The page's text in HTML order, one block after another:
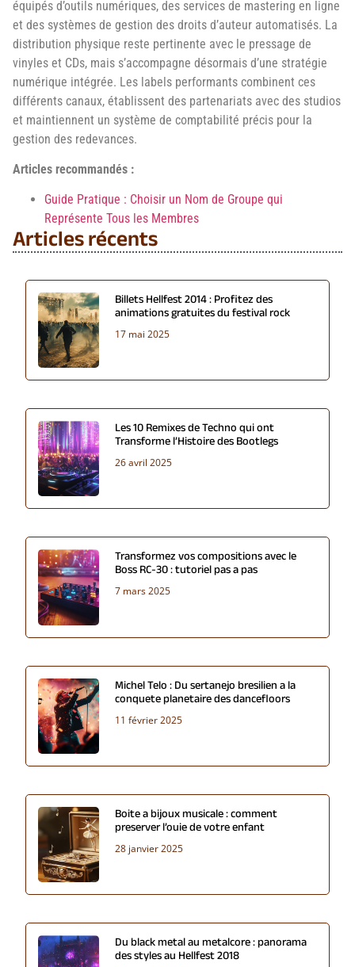
équipés d’outils numériques, des services de mastering en ligne
et des systèmes de gestion des droits d’auteur automatisés. La
distribution physique reste pertinente avec le pressage de
vinyles et CDs, mais s’accompagne désormais d’une stratégie
numérique intégrée. Les labels performants combinent ces
différents canaux, établissent des partenariats avec des studios
et maintiennent un système de comptabilité précis pour la
gestion des redevances.
Articles recommandés :
Guide Pratique : Choisir un Nom de Groupe qui
Représente Tous les Membres
Articles récents
Billets Hellfest 2014 : Profitez des
animations gratuites du festival rock
17 mai 2025
Les 10 Remixes de Techno qui ont
Transforme l’Histoire des Bootlegs
26 avril 2025
Transformez vos compositions avec le
Boss RC-30 : tutoriel pas a pas
7 mars 2025
Michel Telo : Du sertanejo bresilien a la
conquete planetaire des dancefloors
11 février 2025
Boite a bijoux musicale : comment
preserver l’ouie de votre enfant
28 janvier 2025
Du black metal au metalcore : panorama
des styles au Hellfest 2018